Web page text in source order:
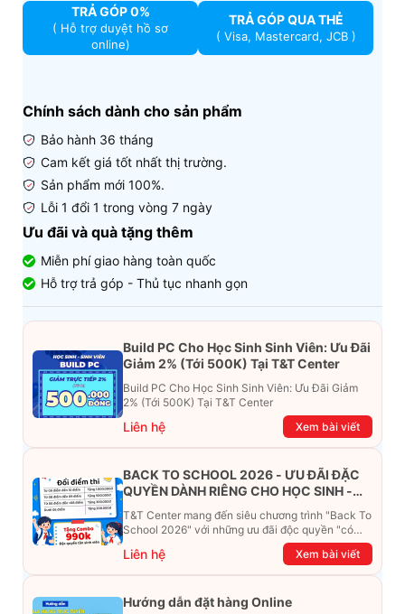
TRẢ GÓP 0%
( Hỗ trợ duyệt hồ sơ
online)
TRẢ GÓP QUA THẺ
( Visa, Mastercard, JCB )
Chính sách dành cho sản phẩm
Bảo hành 36 tháng
Cam kết giá tốt nhất thị trường.
Sản phẩm mới 100%.
Lỗi 1 đổi 1 trong vòng 7 ngày
Ưu đãi và quà tặng thêm
Miễn phí giao hàng toàn quốc
Hỗ trợ trả góp - Thủ tục nhanh gọn
Build PC Cho Học Sinh Sinh Viên: Ưu Đãi
Giảm 2% (Tới 500K) Tại T&T Center
Build PC Cho Học Sinh Sinh Viên: Ưu Đãi Giảm
2% (Tới 500K) Tại T&T Center
Liên hệ Xem bài viết
BACK TO SCHOOL 2026 - ƯU ĐÃI ĐẶC
QUYỀN DÀNH RIÊNG CHO HỌC SINH -
T&T Center mang đến siêu chương trình "Back To
School 2026" với những ưu đãi độc quyền "có
một không hai". Đừng để chiếc ví phải "ét-ô-ét",
cùng khám phá ngay ưu đãi siêu khủng dưới đây
nhé!
Liên hệ Xem bài viết
Hướng dẫn đặt hàng Online